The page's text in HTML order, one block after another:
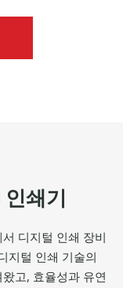
쇄기
디지털 인쇄 장비
지털 인쇄 기술의
고, 효율성과 유연